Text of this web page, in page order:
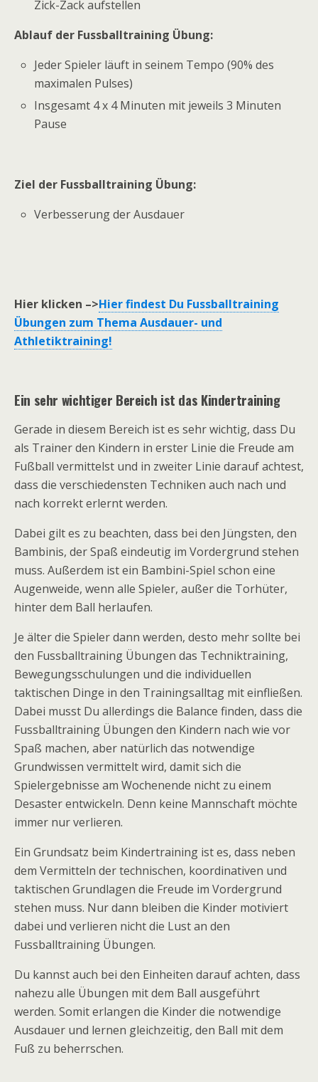
Zick-Zack aufstellen
Ablauf der Fussballtraining Übung:
Jeder Spieler läuft in seinem Tempo (90% des
maximalen Pulses)
Insgesamt 4 x 4 Minuten mit jeweils 3 Minuten
Pause
Ziel der Fussballtraining Übung:
Verbesserung der Ausdauer
Hier klicken –>Hier findest Du Fussballtraining
Übungen zum Thema Ausdauer- und
Athletiktraining!
Ein sehr wichtiger Bereich ist das Kindertraining
Gerade in diesem Bereich ist es sehr wichtig, dass Du
als Trainer den Kindern in erster Linie die Freude am
Fußball vermittelst und in zweiter Linie darauf achtest,
dass die verschiedensten Techniken auch nach und
nach korrekt erlernt werden.
Dabei gilt es zu beachten, dass bei den Jüngsten, den
Bambinis, der Spaß eindeutig im Vordergrund stehen
muss. Außerdem ist ein Bambini-Spiel schon eine
Augenweide, wenn alle Spieler, außer die Torhüter,
hinter dem Ball herlaufen.
Je älter die Spieler dann werden, desto mehr sollte bei
den Fussballtraining Übungen das Techniktraining,
Bewegungsschulungen und die individuellen
taktischen Dinge in den Trainingsalltag mit einfließen.
Dabei musst Du allerdings die Balance finden, dass die
Fussballtraining Übungen den Kindern nach wie vor
Spaß machen, aber natürlich das notwendige
Grundwissen vermittelt wird, damit sich die
Spielergebnisse am Wochenende nicht zu einem
Desaster entwickeln. Denn keine Mannschaft möchte
immer nur verlieren.
Ein Grundsatz beim Kindertraining ist es, dass neben
dem Vermitteln der technischen, koordinativen und
taktischen Grundlagen die Freude im Vordergrund
stehen muss. Nur dann bleiben die Kinder motiviert
dabei und verlieren nicht die Lust an den
Fussballtraining Übungen.
Du kannst auch bei den Einheiten darauf achten, dass
nahezu alle Übungen mit dem Ball ausgeführt
werden. Somit erlangen die Kinder die notwendige
Ausdauer und lernen gleichzeitig, den Ball mit dem
Fuß zu beherrschen.